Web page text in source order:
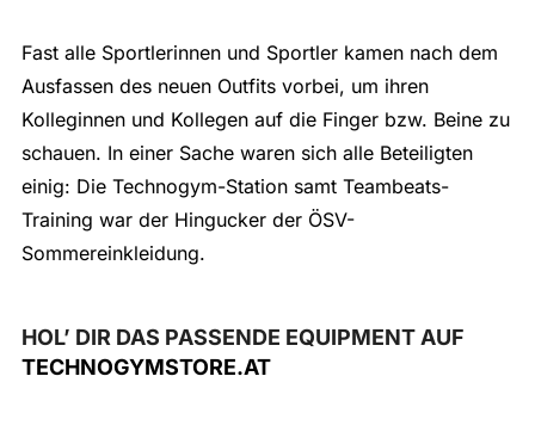
Fast alle Sportlerinnen und Sportler kamen nach dem
Ausfassen des neuen Outfits vorbei, um ihren
Kolleginnen und Kollegen auf die Finger bzw. Beine zu
schauen. In einer Sache waren sich alle Beteiligten
einig: Die Technogym-Station samt Teambeats-
Training war der Hingucker der ÖSV-
Sommereinkleidung.
HOL’ DIR DAS PASSENDE EQUIPMENT AUF
TECHNOGYMSTORE.AT